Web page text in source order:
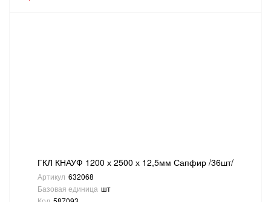
ГКЛ КНАУФ 1200 х 2500 х 12,5мм Сапфир /36шт/
Артикул 632068
Базовая единица шт